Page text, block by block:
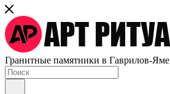
Гранитные памятники в Гаврилов-Яме